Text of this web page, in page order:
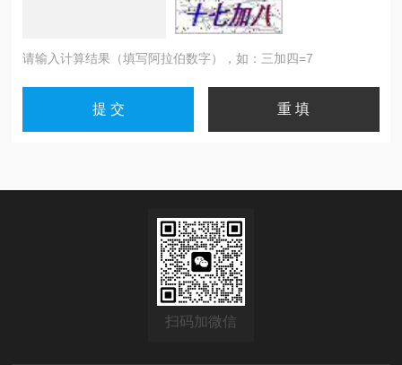
请输入计算结果（填写阿拉伯数字），如：三加四=7
扫码加微信